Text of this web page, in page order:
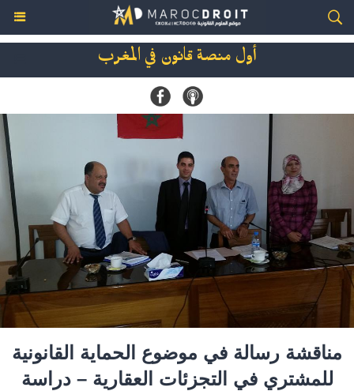
أول منصة قانون في المغرب
مناقشة رسالة في موضوع الحماية القانونية
للمشتري في التجزئات العقارية – دراسة